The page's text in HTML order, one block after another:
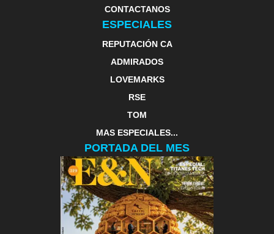
CONTACTANOS
ESPECIALES
REPUTACIÓN CA
ADMIRADOS
LOVEMARKS
RSE
TOM
MAS ESPECIALES...
PORTADA DEL MES